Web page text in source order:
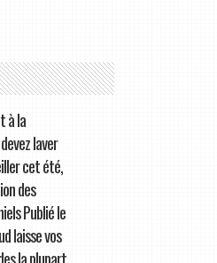
à la
laver
cet été,
des
Publié le
laisse vos
la plupart